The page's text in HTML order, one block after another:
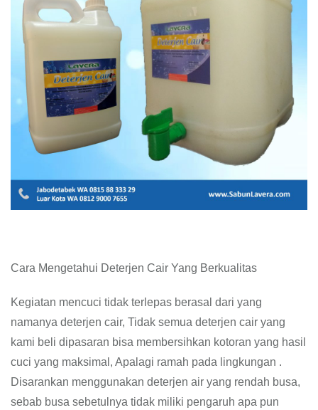
Cara Mengetahui Deterjen Cair Yang Berkualitas
Kegiatan mencuci tidak terlepas berasal dari yang
namanya deterjen cair, Tidak semua deterjen cair yang
kami beli dipasaran bisa membersihkan kotoran yang hasil
cuci yang maksimal, Apalagi ramah pada lingkungan .
Disarankan menggunakan deterjen air yang rendah busa,
sebab busa sebetulnya tidak miliki pengaruh apa pun